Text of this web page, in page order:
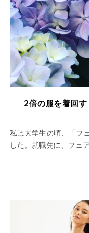
2倍の服を着回す
私は大学生の頃、「フェアトレード」に猛烈に興味がありま
した。就職先に、フェ